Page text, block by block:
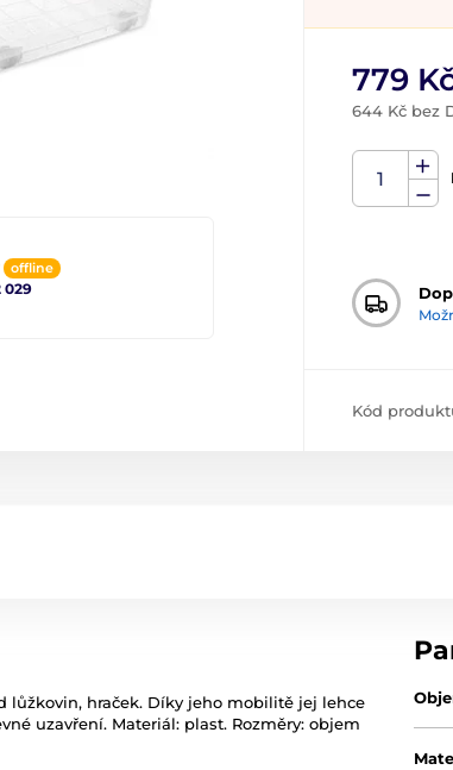
offline
029
779
644 Kč bez
Kód
lůžkovin, hraček. Díky jeho mobilitě jej lehce
uzavření. Materiál: plast. Rozměry: objem